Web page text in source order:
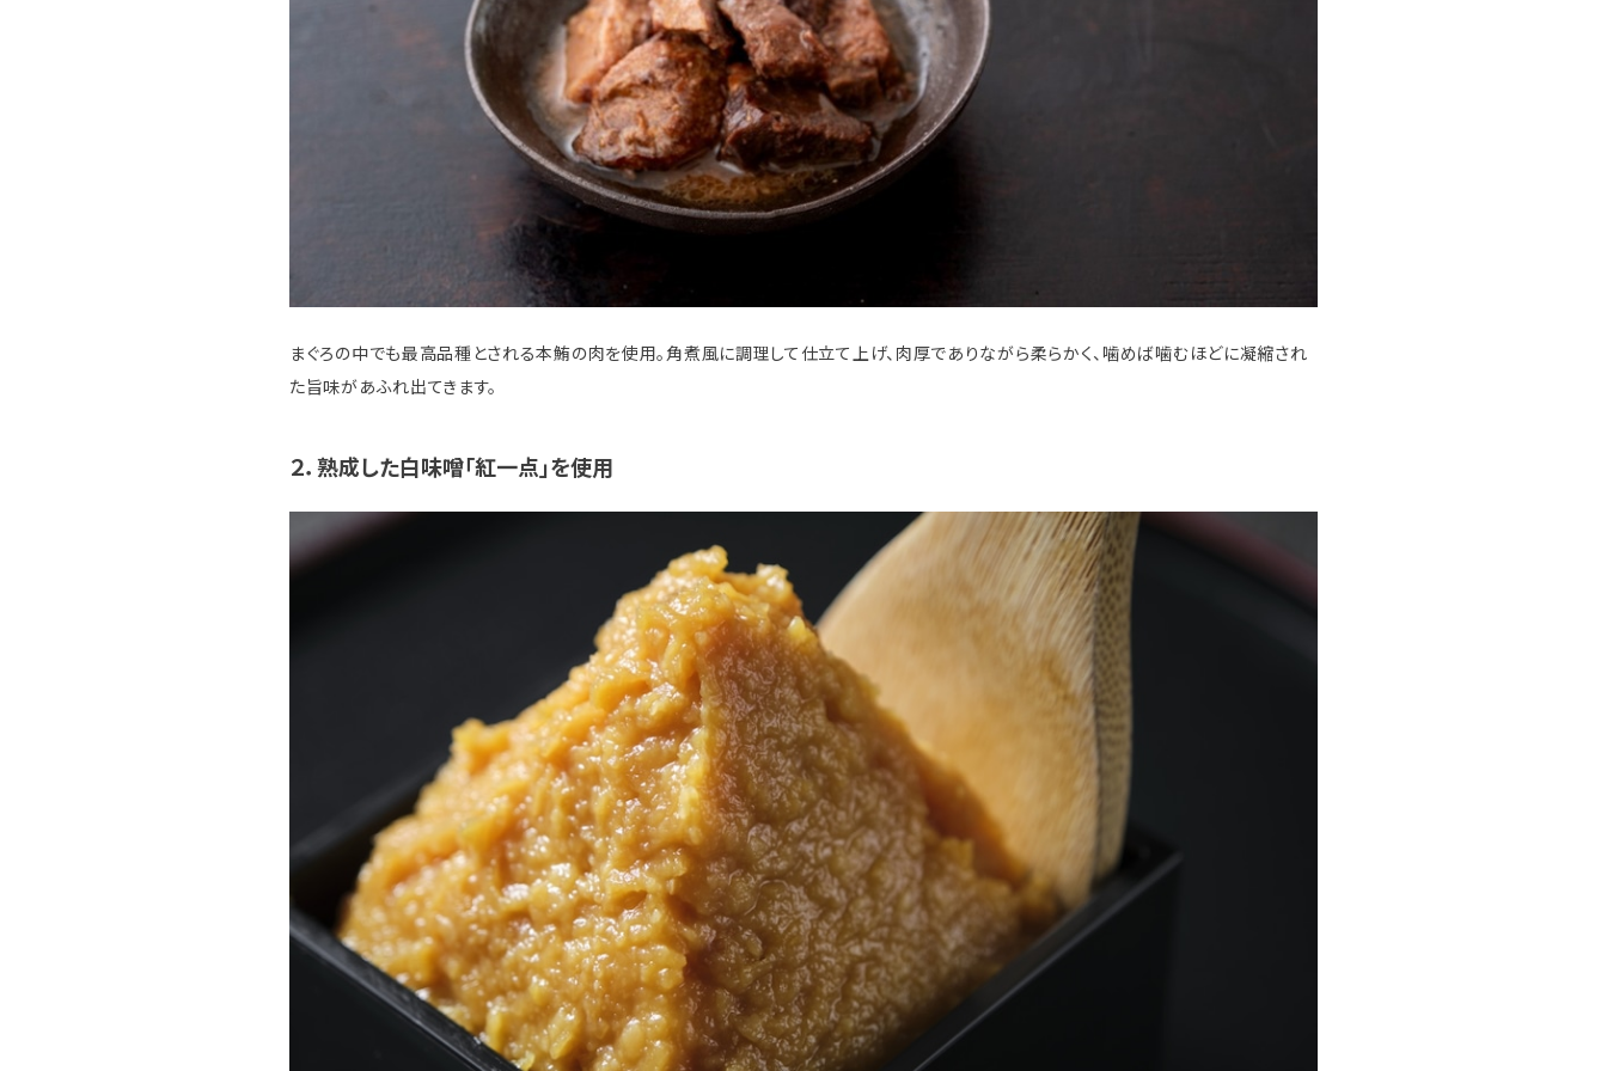
まぐろの中でも最高品種とされる本鮪の肉を使用。角煮風に調理して仕立て上げ、肉厚でありながら柔らかく、噛めば噛むほどに凝縮され
た旨味があふれ出てきます。
２．熟成した白味噌「紅一点」を使用